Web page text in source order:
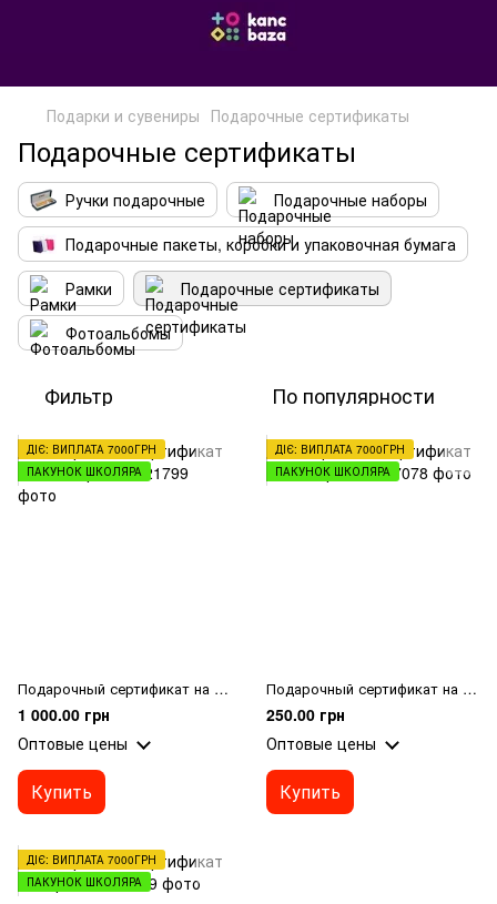
Подарки и сувениры Подарочные сертификаты
Подарочные сертификаты
Ручки подарочные
Подарочные наборы
Подарочные пакеты, коробки и упаковочная бумага
Рамки
Подарочные сертификаты
Фотоальбомы
Фильтр По популярности
ДІЄ: ВИПЛАТА 7000ГРН
ПАКУНОК ШКОЛЯРА
Подарочный сертификат на 1000 грн
1 000.00 грн
Оптовые цены
Купить
ДІЄ: ВИПЛАТА 7000ГРН
ПАКУНОК ШКОЛЯРА
Подарочный сертификат на 250 грн
250.00 грн
Оптовые цены
Купить
ДІЄ: ВИПЛАТА 7000ГРН
ПАКУНОК ШКОЛЯРА